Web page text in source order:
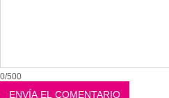
0/500